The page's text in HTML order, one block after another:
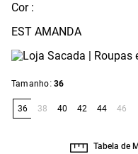
Cor :
EST AMANDA
Tamanho: 36
36 38 40 42 44 46
Tabela de